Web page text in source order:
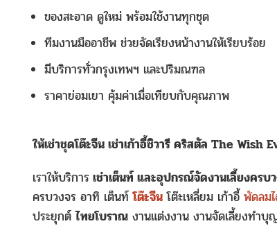
ของสะอาด ดูใหม่ พร้อมใช้งานทุกชุด
ทีมงานมืออาชีพ ช่วยจัดเรียงหน้างานให้เรียบร้อย
มีบริการทั่วกรุงเทพฯ และปริมณฑล
ราคาย่อมเยา คุ้มค่าเมื่อเทียบกับคุณภาพ
ให้เช่าชุดโต๊ะจีน เช่าเก้าอี้ชิวารี คริสตัล The
เราให้บริการเช่าเต็นท์ และอุปกรณ์จัดงานเลี้ยงครบ
ครบวงจร อาทิ เต็นท์โต๊ะจีนโต๊ะเหลี่ยม เก้าอี้ พัดลม
ประยุกต์ไทยโบราณ งานแต่งงาน งานจัดเลี้ยงทำ